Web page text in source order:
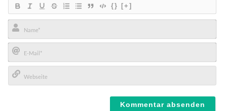
{} [+]
Name*
E-
Mail*